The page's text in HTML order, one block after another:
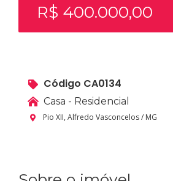
R$ 400.000,00
Código CA0134
Casa - Residencial
Pio XII, Alfredo Vasconcelos / MG